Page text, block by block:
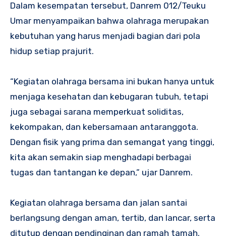
Dalam kesempatan tersebut, Danrem 012/Teuku
Umar menyampaikan bahwa olahraga merupakan
kebutuhan yang harus menjadi bagian dari pola
hidup setiap prajurit.
“Kegiatan olahraga bersama ini bukan hanya untuk
menjaga kesehatan dan kebugaran tubuh, tetapi
juga sebagai sarana memperkuat soliditas,
kekompakan, dan kebersamaan antaranggota.
Dengan fisik yang prima dan semangat yang tinggi,
kita akan semakin siap menghadapi berbagai
tugas dan tantangan ke depan,” ujar Danrem.
Kegiatan olahraga bersama dan jalan santai
berlangsung dengan aman, tertib, dan lancar, serta
ditutup dengan pendinginan dan ramah tamah.